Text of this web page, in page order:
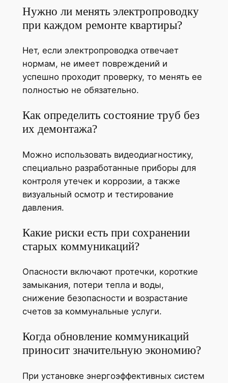
Нужно ли менять электропроводку
при каждом ремонте квартиры?
Нет, если электропроводка отвечает
нормам, не имеет повреждений и
успешно проходит проверку, то менять ее
полностью не обязательно.
Как определить состояние труб без
их демонтажа?
Можно использовать видеодиагностику,
специально разработанные приборы для
контроля утечек и коррозии, а также
визуальный осмотр и тестирование
давления.
Какие риски есть при сохранении
старых коммуникаций?
Опасности включают протечки, короткие
замыкания, потери тепла и воды,
снижение безопасности и возрастание
счетов за коммунальные услуги.
Когда обновление коммуникаций
приносит значительную экономию?
При установке энергоэффективных систем